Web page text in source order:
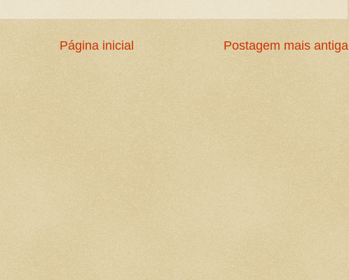
Postagem mais antiga
Página inicial